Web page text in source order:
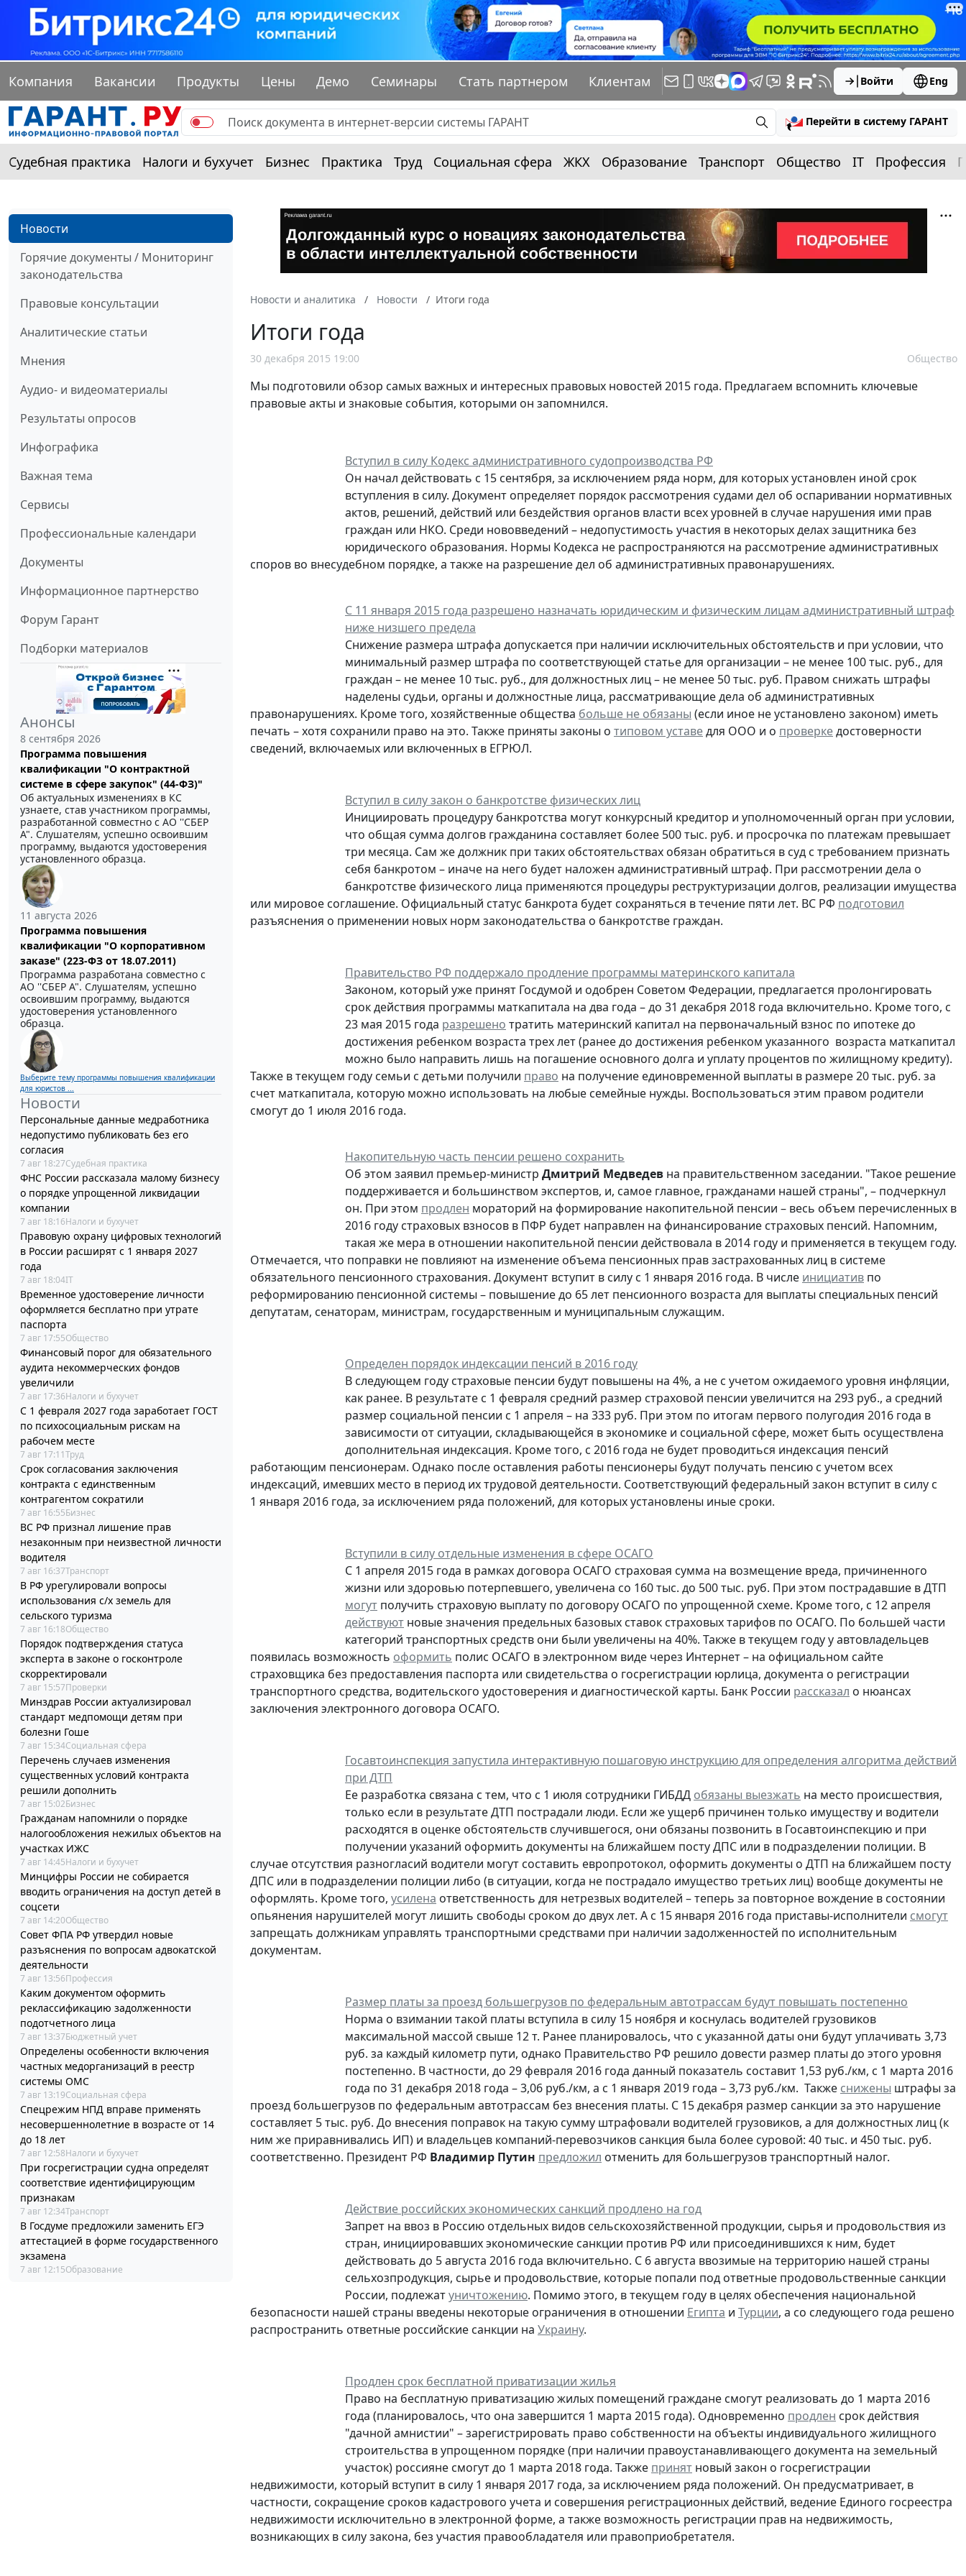
Компания Вакансии Продукты Цены Демо Семинары Стать партнером Клиентам Войти Eng
Перейти в систему ГАРАНТ
Судебная практика Налоги и бухучет Бизнес Практика Труд Социальная сфера ЖКХ Образование Транспорт Общество IT Профессия
Новости
Горячие документы / Мониторинг
законодательства
Правовые консультации
Аналитические статьи
Мнения
Аудио- и видеоматериалы
Результаты опросов
Инфографика
Важная тема
Сервисы
Профессиональные календари
Документы
Информационное партнерство
Форум Гарант
Подборки материалов
Анонсы
8 сентября 2026
Программа повышения
квалификации "О контрактной
системе в сфере закупок" (44-ФЗ)"
Об актуальных изменениях в КС
узнаете, став участником программы,
разработанной совместно с АО ''СБЕР
А". Слушателям, успешно освоившим
программу, выдаются удостоверения
установленного образца.
11 августа 2026
Программа повышения
квалификации "О корпоративном
заказе" (223-ФЗ от 18.07.2011)
Программа разработана совместно с
АО ''СБЕР А". Слушателям, успешно
освоившим программу, выдаются
удостоверения установленного
образца.
Выберите тему программы повышения квалификации
для юристов ...
Новости
Персональные данные медработника
недопустимо публиковать без его
согласия
7 авг 18:27Судебная практика
ФНС России рассказала малому бизнесу
о порядке упрощенной ликвидации
компании
7 авг 18:16Налоги и бухучет
Правовую охрану цифровых технологий
в России расширят с 1 января 2027
года
7 авг 18:04IT
Временное удостоверение личности
оформляется бесплатно при утрате
паспорта
7 авг 17:55Общество
Финансовый порог для обязательного
аудита некоммерческих фондов
увеличили
7 авг 17:36Налоги и бухучет
С 1 февраля 2027 года заработает ГОСТ
по психосоциальным рискам на
рабочем месте
7 авг 17:11Труд
Срок согласования заключения
контракта с единственным
контрагентом сократили
7 авг 16:55Бизнес
ВС РФ признал лишение прав
незаконным при неизвестной личности
водителя
7 авг 16:37Транспорт
В РФ урегулировали вопросы
использования с/х земель для
сельского туризма
7 авг 16:18Общество
Порядок подтверждения статуса
эксперта в законе о госконтроле
скорректировали
7 авг 15:57Проверки
Минздрав России актуализировал
стандарт медпомощи детям при
болезни Гоше
7 авг 15:34Социальная сфера
Перечень случаев изменения
существенных условий контракта
решили дополнить
7 авг 15:02Бизнес
Гражданам напомнили о порядке
налогообложения нежилых объектов на
участках ИЖС
7 авг 14:45Налоги и бухучет
Минцифры России не собирается
вводить ограничения на доступ детей в
соцсети
7 авг 14:20Общество
Совет ФПА РФ утвердил новые
разъяснения по вопросам адвокатской
деятельности
7 авг 13:56Профессия
Каким документом оформить
реклассификацию задолженности
подотчетного лица
7 авг 13:37Бюджетный учет
Определены особенности включения
частных медорганизаций в реестр
системы ОМС
7 авг 13:19Социальная сфера
Спецрежим НПД вправе применять
несовершеннолетние в возрасте от 14
до 18 лет
7 авг 12:58Налоги и бухучет
При госрегистрации судна определят
соответствие идентифицирующим
признакам
7 авг 12:34Транспорт
В Госдуме предложили заменить ЕГЭ
аттестацией в форме государственного
экзамена
7 авг 12:15Образование
Новости и аналитика Новости Итоги года
Итоги года
30 декабря 2015 19:00 Общество
Мы подготовили обзор самых важных и интересных правовых новостей 2015 года. Предлагаем вспомнить ключевые
правовые акты и знаковые события, которыми он запомнился.
Вступил в силу Кодекс административного судопроизводства РФ
Он начал действовать с 15 сентября, за исключением ряда норм, для которых установлен иной срок
вступления в силу. Документ определяет порядок рассмотрения судами дел об оспаривании нормативных
актов, решений, действий или бездействия органов власти всех уровней в случае нарушения ими прав
граждан или НКО. Среди нововведений – недопустимость участия в некоторых делах защитника без
юридического образования. Нормы Кодекса не распространяются на рассмотрение административных
споров во внесудебном порядке, а также на разрешение дел об административных правонарушениях.
С 11 января 2015 года разрешено назначать юридическим и физическим лицам административный штраф
ниже низшего предела
Снижение размера штрафа допускается при наличии исключительных обстоятельств и при условии, что
минимальный размер штрафа по соответствующей статье для организации – не менее 100 тыс. руб., для
граждан – не менее 10 тыс. руб., для должностных лиц – не менее 50 тыс. руб. Правом снижать штрафы
наделены судьи, органы и должностные лица, рассматривающие дела об административных
правонарушениях. Кроме того, хозяйственные общества больше не обязаны (если иное не установлено законом) иметь
печать – хотя сохранили право на это. Также приняты законы о типовом уставедля ООО и о проверкедостоверности
сведений, включаемых или включенных в ЕГРЮЛ.
Вступил в силу закон о банкротстве физических лиц
Инициировать процедуру банкротства могут конкурсный кредитор и уполномоченный орган при условии,
что общая сумма долгов гражданина составляет более 500 тыс. руб. и просрочка по платежам превышает
три месяца. Сам же должник при таких обстоятельствах обязан обратиться в суд с требованием признать
себя банкротом – иначе на него будет наложен административный штраф. При рассмотрении дела о
банкротстве физического лица применяются процедуры реструктуризации долгов, реализации имущества
или мировое соглашение. Официальный статус банкрота будет сохраняться в течение пяти лет. ВС РФ подготовил
разъяснения о применении новых норм законодательства о банкротстве граждан.
Правительство РФ поддержало продление программы материнского капитала
Законом, который уже принят Госдумой и одобрен Советом Федерации, предлагается пролонгировать
срок действия программы маткапитала на два года – до 31 декабря 2018 года включительно. Кроме того, с
23 мая 2015 года разрешено тратить материнский капитал на первоначальный взнос по ипотеке до
достижения ребенком возраста трех лет (ранее до достижения ребенком указанного возраста маткапитал
можно было направить лишь на погашение основного долга и уплату процентов по жилищному кредиту).
Также в текущем году семьи с детьми получили право на получение единовременной выплаты в размере 20 тыс. руб. за
счет маткапитала, которую можно использовать на любые семейные нужды. Воспользоваться этим правом родители
смогут до 1 июля 2016 года.
Накопительную часть пенсии решено сохранить
Об этом заявил премьер-министр Дмитрий Медведев на правительственном заседании. "Такое решение
поддерживается и большинством экспертов, и, самое главное, гражданами нашей страны", – подчеркнул
он. При этом продлен мораторий на формирование накопительной пенсии – весь объем перечисленных в
2016 году страховых взносов в ПФР будет направлен на финансирование страховых пенсий. Напомним,
такая же мера в отношении накопительной пенсии действовала в 2014 году и применяется в текущем году.
Отмечается, что поправки не повлияют на изменение объема пенсионных прав застрахованных лиц в системе
обязательного пенсионного страхования. Документ вступит в силу с 1 января 2016 года. В числе инициатив по
реформированию пенсионной системы – повышение до 65 лет пенсионного возраста для выплаты специальных пенсий
депутатам, сенаторам, министрам, государственным и муниципальным служащим.
Определен порядок индексации пенсий в 2016 году
В следующем году страховые пенсии будут повышены на 4%, а не с учетом ожидаемого уровня инфляции,
как ранее. В результате с 1 февраля средний размер страховой пенсии увеличится на 293 руб., а средний
размер социальной пенсии с 1 апреля – на 333 руб. При этом по итогам первого полугодия 2016 года в
зависимости от ситуации, складывающейся в экономике и социальной сфере, может быть осуществлена
дополнительная индексация. Кроме того, с 2016 года не будет проводиться индексация пенсий
работающим пенсионерам. Однако после оставления работы пенсионеры будут получать пенсию с учетом всех
индексаций, имевших место в период их трудовой деятельности. Соответствующий федеральный закон вступит в силу с
1 января 2016 года, за исключением ряда положений, для которых установлены иные сроки.
Вступили в силу отдельные изменения в сфере ОСАГО
С 1 апреля 2015 года в рамках договора ОСАГО страховая сумма на возмещение вреда, причиненного
жизни или здоровью потерпевшего, увеличена со 160 тыс. до 500 тыс. руб. При этом пострадавшие в ДТП
могут получить страховую выплату по договору ОСАГО по упрощенной схеме. Кроме того, с 12 апреля
действуют новые значения предельных базовых ставок страховых тарифов по ОСАГО. По большей части
категорий транспортных средств они были увеличены на 40%. Также в текущем году у автовладельцев
появилась возможность оформить полис ОСАГО в электронном виде через Интернет – на официальном сайте
страховщика без предоставления паспорта или свидетельства о госрегистрации юрлица, документа о регистрации
транспортного средства, водительского удостоверения и диагностической карты. Банк России рассказал о нюансах
заключения электронного договора ОСАГО.
Госавтоинспекция запустила интерактивную пошаговую инструкцию для определения алгоритма действий
при ДТП
Ее разработка связана с тем, что с 1 июля сотрудники ГИБДД обязаны выезжать на место происшествия,
только если в результате ДТП пострадали люди. Если же ущерб причинен только имуществу и водители
расходятся в оценке обстоятельств случившегося, они обязаны позвонить в Госавтоинспекцию и при
получении указаний оформить документы на ближайшем посту ДПС или в подразделении полиции. В
случае отсутствия разногласий водители могут составить европротокол, оформить документы о ДТП на ближайшем посту
ДПС или в подразделении полиции либо (в ситуации, когда не пострадало имущество третьих лиц) вообще документы не
оформлять. Кроме того, усилена ответственность для нетрезвых водителей – теперь за повторное вождение в состоянии
опьянения нарушителей могут лишить свободы сроком до двух лет. А с 15 января 2016 года приставы-исполнители смогут
запрещать должникам управлять транспортными средствами при наличии задолженностей по исполнительным
документам.
Размер платы за проезд большегрузов по федеральным автотрассам будут повышать постепенно
Норма о взимании такой платы вступила в силу 15 ноября и коснулась водителей грузовиков
максимальной массой свыше 12 т. Ранее планировалось, что с указанной даты они будут уплачивать 3,73
руб. за каждый километр пути, однако Правительство РФ решило довести размер платы до этого уровня
постепенно. В частности, до 29 февраля 2016 года данный показатель составит 1,53 руб./км, с 1 марта 2016
года по 31 декабря 2018 года – 3,06 руб./км, а с 1 января 2019 года – 3,73 руб./км. Также снижены штрафы за
проезд большегрузов по федеральным автотрассам без внесения платы. С 15 декабря размер санкции за это нарушение
составляет 5 тыс. руб. До внесения поправок на такую сумму штрафовали водителей грузовиков, а для должностных лиц (к
ним же приравнивались ИП) и владельцев компаний-перевозчиков санкция была более суровой: 40 тыс. и 450 тыс. руб.
соответственно. Президент РФ Владимир Путин предложил отменить для большегрузов транспортный налог.
Действие российских экономических санкций продлено на год
Запрет на ввоз в Россию отдельных видов сельскохозяйственной продукции, сырья и продовольствия из
стран, инициировавших экономические санкции против РФ или присоединившихся к ним, будет
действовать до 5 августа 2016 года включительно. С 6 августа ввозимые на территорию нашей страны
сельхозпродукция, сырье и продовольствие, которые попали под ответные продовольственные санкции
России, подлежатуничтожению. Помимо этого, в текущем году в целях обеспечения национальной
безопасности нашей страны введены некоторые ограничения в отношении Египта и Турции, а со следующего года решено
распространить ответные российские санкции на Украину.
Продлен срок бесплатной приватизации жилья
Право на бесплатную приватизацию жилых помещений граждане смогут реализовать до 1 марта 2016
года (планировалось, что она завершится 1 марта 2015 года). Одновременно продлен срок действия
"дачной амнистии" – зарегистрировать право собственности на объекты индивидуального жилищного
строительства в упрощенном порядке (при наличии правоустанавливающего документа на земельный
участок) россияне смогут до 1 марта 2018 года. Также принят новый закон о госрегистрации
недвижимости, который вступит в силу 1 января 2017 года, за исключением ряда положений. Он предусматривает, в
частности, сокращение сроков кадастрового учета и совершения регистрационных действий, ведение Единого госреестра
недвижимости исключительно в электронной форме, а также возможность регистрации прав на недвижимость,
возникающих в силу закона, без участия правообладателя или правоприобретателя.